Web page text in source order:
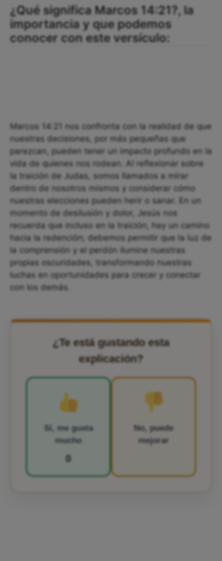
¿Qué significa Marcos 14:21?, la
importancia y que podemos
conocer con este versículo:
Marcos 14:21 nos confronta con la realidad de que
nuestras decisiones, por más pequeñas que
parezcan, pueden tener un impacto profundo en la
vida de quienes nos rodean. Al reflexionar sobre
la traición de Judas, somos llamados a mirar
dentro de nosotros mismos y considerar cómo
nuestras elecciones pueden herir o sanar. En un
momento de desilusión y dolor, Jesús nos
recuerda que incluso en la traición, hay un camino
hacia la redención; debemos permitir que la luz de
la comprensión y el perdón ilumine nuestras
propias oscuridades, transformando nuestras
luchas en oportunidades para crecer y conectar
con los demás.
¿Te está gustando esta
explicación?
Sí, me gusta
mucho
0
No, puede
mejorar